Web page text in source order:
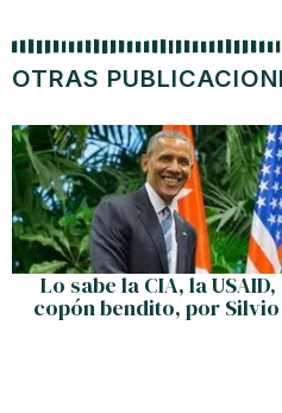
OTRAS
Lo sabe la CIA, la
copón bendito, por